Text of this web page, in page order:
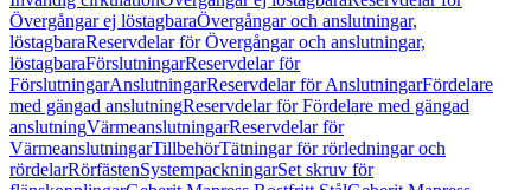
Övergångar ej löstagbaraÖvergångar och anslutningar,
löstagbaraReservdelar för Övergångar och anslutningar,
löstagbaraFörslutningarReservdelar för
FörslutningarAnslutningarReservdelar för AnslutningarFördelare
med gängad anslutningReservdelar för Fördelare med gängad
anslutningVärmeanslutningarReservdelar för
VärmeanslutningarTillbehörTätningar för rörledningar och
rördelarRörfästenSystempackningarSet skruv för